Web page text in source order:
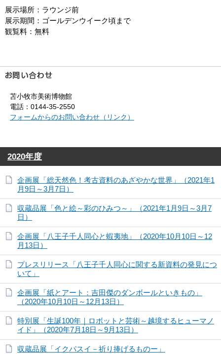
展示場所：ラウンジ前
展示期間：ゴールデンウイーク頃まで
観覧料：無料
苫小牧市美術博物館
電話：0144-35-2550
フォームからのお問い合わせ（リンク）
2020年度
企画展「総天然色！考古資料のあざやかな世界」（2021年1
月9日～3月7日）
収蔵品展「色と絵～彩のひみつ～」（2021年1月9日～3月7
日）
企画展「八王子千人同心と蝦夷地」（2020年10月10日～12
月13日）
プレスリリース「八王子千人同心に関する新資料の発見につ
いて」
企画展「紙とアート：吉田傑のダンボールといきもの」
（2020年10月10日～12月13日）
特別展「生誕100年｜ロボットと芸術～越境するヒューマノ
イド」（2020年7月18日～9月13日）
収蔵品展「イクパスイ－祈り捧げるものー」